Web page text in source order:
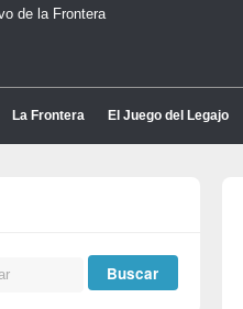
La Frontera El Juego del Legajo